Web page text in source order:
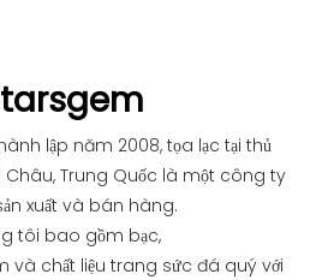
lập năm 2008, tọa lạc tại thủ
Trung Quốc là một công ty
xuất và bán hàng.
tôi bao gồm bạc,
và chất liệu trang sức đá quý với